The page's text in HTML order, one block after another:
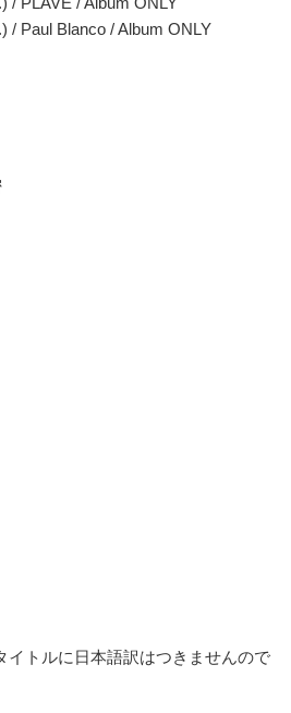
/ Paul Blanco / Album ONLY
トルに日本語訳はつきませんので